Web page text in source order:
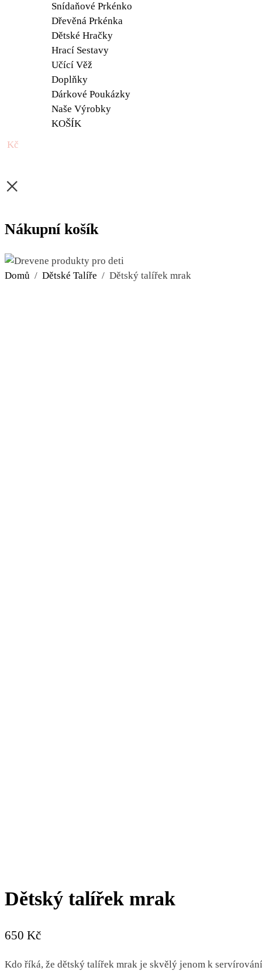
Snídaňové Prkénko
Dřevěná Prkénka
Dětské Hračky
Hrací Sestavy
Učící Věž
Doplňky
Dárkové Poukázky
Naše Výrobky
KOŠÍK
0 Kč
×
Nákupní košík
Domů / Dětské Talíře / Dětský talířek mrak
Dětský talířek mrak
650 Kč
Kdo říká, že dětský talířek mrak je skvělý jenom k servírování